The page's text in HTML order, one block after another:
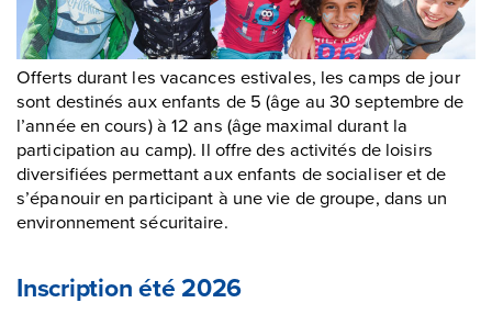
Offerts durant les vacances estivales, les camps de jour
sont destinés aux enfants de 5 (âge au 30 septembre de
l’année en cours) à 12 ans (âge maximal durant la
participation au camp). Il offre des activités de loisirs
diversifiées permettant aux enfants de socialiser et de
s’épanouir en participant à une vie de groupe, dans un
environnement sécuritaire.
Inscription été 2026